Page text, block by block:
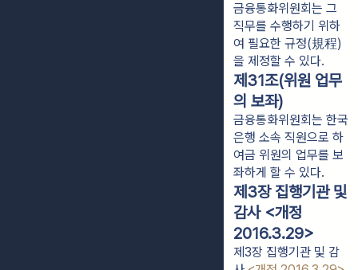
금융통화위원회는 그
직무를 수행하기 위하
여 필요한 규정(規程)
을 제정할 수 있다.
제31조(위원 업무
의 보좌)
금융통화위원회는 한국
은행 소속 직원으로 하
여금 위원의 업무를 보
좌하게 할 수 있다.
제3장 집행기관 및
감사 <개정
2016.3.29>
제3장 집행기관 및 감